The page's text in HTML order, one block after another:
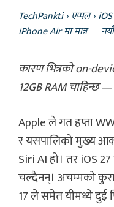
TechPankti› एप्पल›
iPhone Air मा मात्र —
कारण भित्रको on-
12GB RAM चाहिन्छ
Apple ले गत हप्ता
र यसपालिको मुख्य
Siri AI हो। तर iOS
चल्दैनन्। अचम्मको
17 ले समेत यीमध्ये दुई